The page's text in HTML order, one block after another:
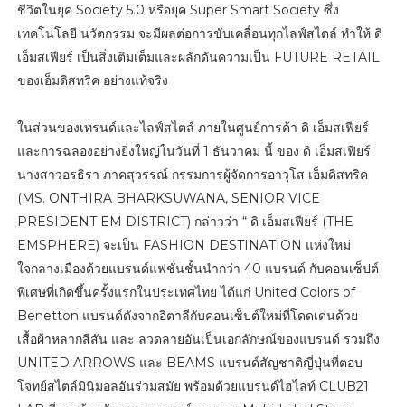
ชีวิตในยุค Society 5.0 หรือยุค Super Smart Society ซึ่ง
เทคโนโลยี นวัตกรรม จะมีผลต่อการขับเคลื่อนทุกไลฟ์สไตล์ ทำให้ ดิ
เอ็มสเฟียร์ เป็นสิ่งเติมเต็มและผลักดันความเป็น FUTURE RETAIL
ของเอ็มดิสทริค อย่างแท้จริง
ในส่วนของเทรนด์และไลฟ์สไตล์ ภายในศูนย์การค้า ดิ เอ็มสเฟียร์
และการฉลองอย่างยิ่งใหญ่ในวันที่ 1 ธันวาคม นี้ ของ ดิ เอ็มสเฟียร์
นางสาวอรธิรา ภาคสุวรรณ์ กรรมการผู้จัดการอาวุโส เอ็มดิสทริค
(MS. ONTHIRA BHARKSUWANA, SENIOR VICE
PRESIDENT EM DISTRICT) กล่าวว่า “ ดิ เอ็มสเฟียร์ (THE
EMSPHERE) จะเป็น FASHION DESTINATION แห่งใหม่
ใจกลางเมืองด้วยแบรนด์แฟชั่นชั้นนำกว่า 40 แบรนด์ กับคอนเซ็ปต์
พิเศษที่เกิดขึ้นครั้งแรกในประเทศไทย ได้แก่ United Colors of
Benetton แบรนด์ดังจากอิตาลีกับคอนเซ็ปต์ใหม่ที่โดดเด่นด้วย
เสื้อผ้าหลากสีสัน และ ลวดลายอันเป็นเอกลักษณ์ของแบรนด์ รวมถึง
UNITED ARROWS และ BEAMS แบรนด์สัญชาติญี่ปุ่นที่ตอบ
โจทย์สไตล์มินิมอลอันร่วมสมัย พร้อมด้วยแบรนด์ไฮไลท์ CLUB21